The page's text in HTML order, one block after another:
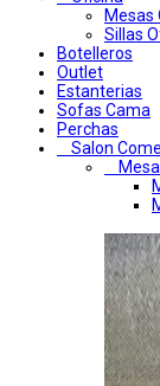
Mesas
Sillas
Botelleros
Outlet
Estanterias
Sofas Cama
Perchas
Salon